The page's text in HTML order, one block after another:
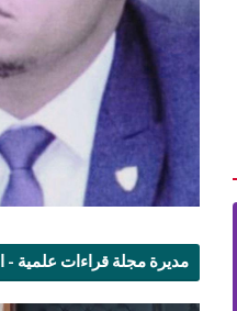
مديرة مجلة قراءات علمية -